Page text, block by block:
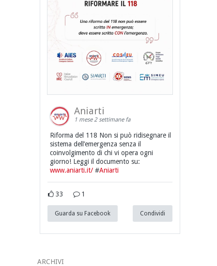
Aniarti
1 mese 2 settimane fa
Riforma del 118 Non si può ridisegnare il
sistema dell’emergenza senza il
coinvolgimento di chi vi opera ogni
giorno! Leggi il documento su:
www.aniarti.it/#Aniarti
33 1
Guarda su Facebook Condividi
ARCHIVI